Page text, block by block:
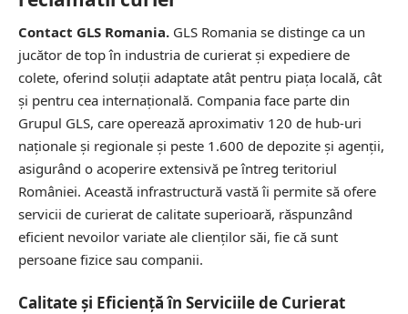
Contact GLS Romania. GLS Romania se distinge ca un
jucător de top în industria de curierat și expediere de
colete, oferind soluții adaptate atât pentru piața locală, cât
și pentru cea internațională. Compania face parte din
Grupul GLS, care operează aproximativ 120 de hub-uri
naționale și regionale și peste 1.600 de depozite și agenții,
asigurând o acoperire extensivă pe întreg teritoriul
României. Această infrastructură vastă îi permite să ofere
servicii de curierat de calitate superioară, răspunzând
eficient nevoilor variate ale clienților săi, fie că sunt
persoane fizice sau companii.
Calitate și Eficiență în Serviciile de Curierat